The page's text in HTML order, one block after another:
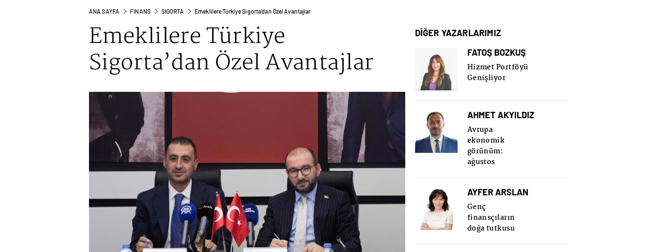
ANA SAYFA FINANS SIGORTA Emeklilere Türkiye Sigorta’dan Özel Avantajlar
Emeklilere Türkiye
Sigorta’dan Özel Avantajlar
DİĞER YAZARLARIMIZ
FATOŞ BOZKUŞ
Hizmet Portföyü
Genişliyor
AHMET AKYILDIZ
Avrupa
ekonomik
görünüm:
ağustos
AYFER ARSLAN
Genç
finansçıların
doğa tutkusu